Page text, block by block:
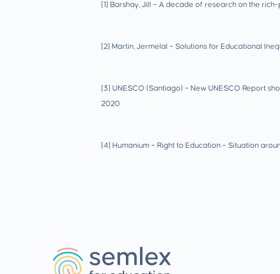
[1] Barshay, Jill – A decade of research on the
[2] Martin, Jermelal – Solutions for Educational
[3] UNESCO (Santiago) – New UNESCO Report
2020
[4] Humanium – Right to Education – Situation